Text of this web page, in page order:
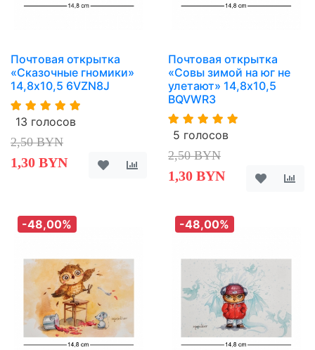
Почтовая открытка
«Сказочные гномики»
14,8х10,5 6VZN8J
13 голосов
2,50 BYN
1,30 BYN
Почтовая открытка
«Совы зимой на юг не
улетают» 14,8х10,5
BQVWR3
5 голосов
2,50 BYN
1,30 BYN
-48,00% -48,00%